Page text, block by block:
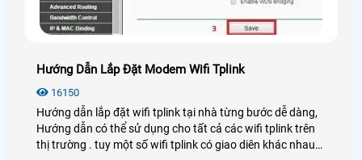
Hướng Dẫn Lắp Đặt Modem Wifi Tplink
16150
Hướng dẫn lắp đặt wifi tplink tại nhà từng bước dễ dàng,
Hướng dẫn có thể sử dụng cho tất cả các wifi tplink trên
thị trường . tuy một số wifi tplink có giao diên khác nhau